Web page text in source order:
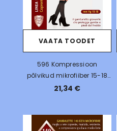
VAATA TOODET
596 Kompressioon
põlvikud mikrofiiber 15-18
mmHg, 70DEN
21,34 €